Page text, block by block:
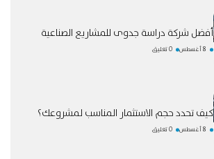
أفضل شركة دراسة جدوى للمشاريع الصناعية
8 أغسطس 0 تعليق
كيف تحدد حجم الاستثمار المناسب لمشروعك؟
8 أغسطس 0 تعليق